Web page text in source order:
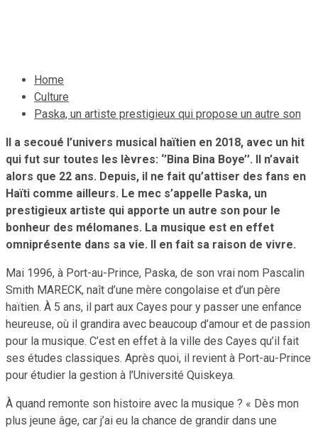
Home
Culture
Paska, un artiste prestigieux qui propose un autre son
Il a secoué l’univers musical haïtien en 2018, avec un hit
qui fut sur toutes les lèvres: ‘’Bina Bina Boye’’. Il n’avait
alors que 22 ans. Depuis, il ne fait qu’attiser des fans en
Haïti comme ailleurs. Le mec s’appelle Paska, un
prestigieux artiste qui apporte un autre son pour le
bonheur des mélomanes. La musique est en effet
omniprésente dans sa vie. Il en fait sa raison de vivre.
Mai 1996, à Port-au-Prince, Paska, de son vrai nom Pascalin
Smith MARECK, naît d’une mère congolaise et d’un père
haïtien. À 5 ans, il part aux Cayes pour y passer une enfance
heureuse, où il grandira avec beaucoup d’amour et de passion
pour la musique. C’est en effet à la ville des Cayes qu’il fait
ses études classiques. Après quoi, il revient à Port-au-Prince
pour étudier la gestion à l’Université Quiskeya.
À quand remonte son histoire avec la musique ? « Dès mon
plus jeune âge, car j’ai eu la chance de grandir dans une